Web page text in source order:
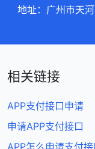
地址：广州市天
相关链接
APP支付接口申请
申请APP支付接口